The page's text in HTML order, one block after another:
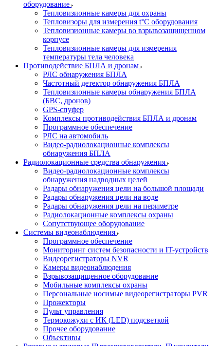
оборудование
Тепловизионные камеры для охраны
Тепловизоры для измерения t°С оборудования
Тепловизионные камеры во взрывозащищенном
корпусе
Тепловизионные камеры для измерения
температуры тела человека
Противодействие БПЛА и дронам
РЛС обнаружения БПЛА
Частотный детектор обнаружения БПЛА
Тепловизионные камеры обнаружения БПЛА
(БВС, дронов)
GPS-спуфер
Комплексы противодействия БПЛА и дронам
Программное обеспечение
РЛС на автомобиль
Видео-радиолокационные комплексы
обнаружения БПЛА
Радиолокационные средства обнаружения
Видео-радиолокационные комплексы
обнаружения надводных целей
Радары обнаружения цели на большой площади
Радары обнаружения цели на воде
Радары обнаружения цели на периметре
Радиолокационные комплексы охраны
Сопутствующее оборудование
Системы видеонаблюдения
Программное обеспечение
Мониторинг систем безопасности и IT-устройств
Видеорегистраторы NVR
Камеры видеонаблюдения
Взрывозащищенное оборудование
Мобильные комплексы охраны
Персональные носимые видеорегистраторы PVR
Прожекторы
Пульт управления
Термокожухи с ИК (LED) подсветкой
Прочее оборудование
Объективы